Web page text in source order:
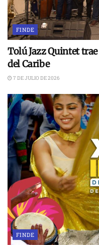
FINDE
Tolú Jazz Quintet
del Caribe
7 DE JULIO DE 2026
FINDE